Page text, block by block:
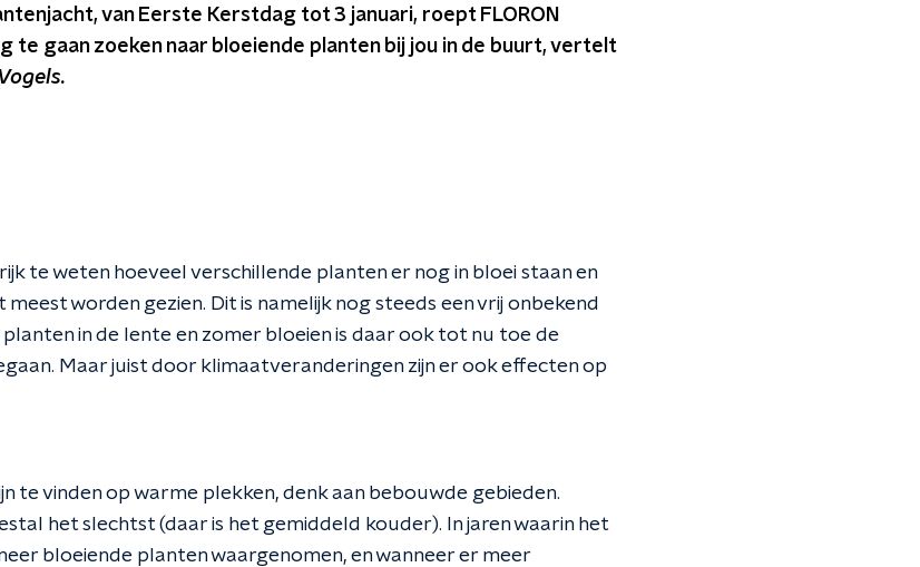
van Eerste Kerstdag tot 3 januari, roept FLORON
te gaan zoeken naar bloeiende planten bij jou in de buurt, vertelt
te weten hoeveel verschillende planten er nog in bloei staan en
worden gezien. Dit is namelijk nog steeds een vrij onbekend
in de lente en zomer bloeien is daar ook tot nu toe de
Maar juist door klimaatveranderingen zijn er ook effecten op
te vinden op warme plekken, denk aan bebouwde gebieden.
het slechtst (daar is het gemiddeld kouder). In jaren waarin het
bloeiende planten waargenomen, en wanneer er meer